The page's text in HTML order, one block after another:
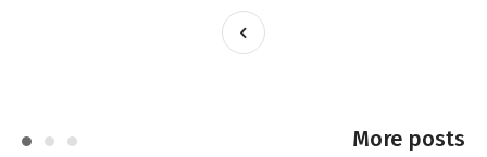
More posts